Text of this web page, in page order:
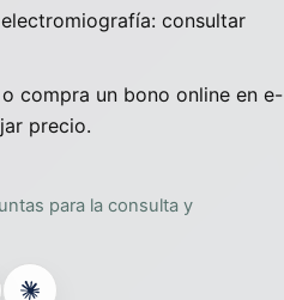
consultar
compra un bono online en e-
precio.
para la consulta y